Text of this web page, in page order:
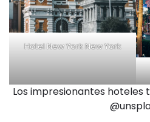
Hotel New York New York
Los impresionantes hoteles